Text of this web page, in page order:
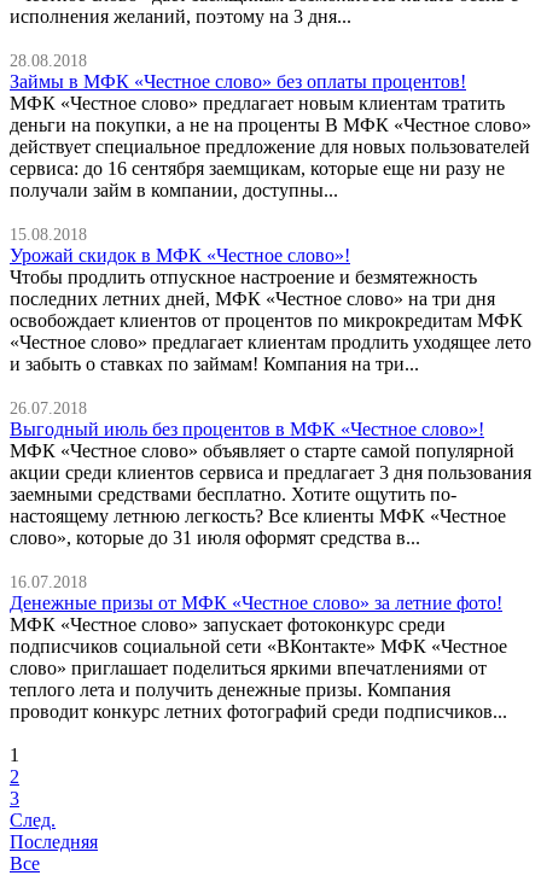
исполнения желаний, поэтому на 3 дня...
28.08.2018
Займы в МФК «Честное слово» без оплаты процентов!
МФК «Честное слово» предлагает новым клиентам тратить
деньги на покупки, а не на проценты В МФК «Честное слово»
действует специальное предложение для новых пользователей
сервиса: до 16 сентября заемщикам, которые еще ни разу не
получали займ в компании, доступны...
15.08.2018
Урожай скидок в МФК «Честное слово»!
Чтобы продлить отпускное настроение и безмятежность
последних летних дней, МФК «Честное слово» на три дня
освобождает клиентов от процентов по микрокредитам МФК
«Честное слово» предлагает клиентам продлить уходящее лето
и забыть о ставках по займам! Компания на три...
26.07.2018
Выгодный июль без процентов в МФК «Честное слово»!
МФК «Честное слово» объявляет о старте самой популярной
акции среди клиентов сервиса и предлагает 3 дня пользования
заемными средствами бесплатно. Хотите ощутить по-
настоящему летнюю легкость? Все клиенты МФК «Честное
слово», которые до 31 июля оформят средства в...
16.07.2018
Денежные призы от МФК «Честное слово» за летние фото!
МФК «Честное слово» запускает фотоконкурс среди
подписчиков социальной сети «ВКонтакте» МФК «Честное
слово» приглашает поделиться яркими впечатлениями от
теплого лета и получить денежные призы. Компания
проводит конкурс летних фотографий среди подписчиков...
1
2
3
След.
Последняя
Все